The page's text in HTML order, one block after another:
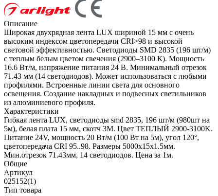
Описание
Широкая двухрядная лента LUX шириной 15 мм с очень
высоким индексом цветопередачи CRI>98 и высокой
световой эффективностью. Светодиоды SMD 2835 (196 шт/м)
с теплым белым цветом свечения (2900–3100 К). Мощность
16.6 Вт/м, напряжение питания 24 В. Минимальный отрезок
71.43 мм (14 светодиодов). Может использоваться с любыми
профилями. Встроенные линии света для основного
освещения. Создание накладных и подвесных светильников
из алюминиевого профиля.
Характеристики
Гибкая лента LUX, светодиоды smd 2835, 196 шт/м (980шт на
5м), белая плата 15 мм, скотч 3М. Цвет ТЕПЛЫЙ 2900-3100K.
Питание 24V, мощность 20 Вт/м (100 Вт на 5м), угол 120°,
цветопередача CRI 95..98. Размеры 5000х15x1.5мм.
Мин.отрезок 71.43мм, 14 светодиодов. Цена за 1м.
Общие
Артикул
025152(1)
Тип товара